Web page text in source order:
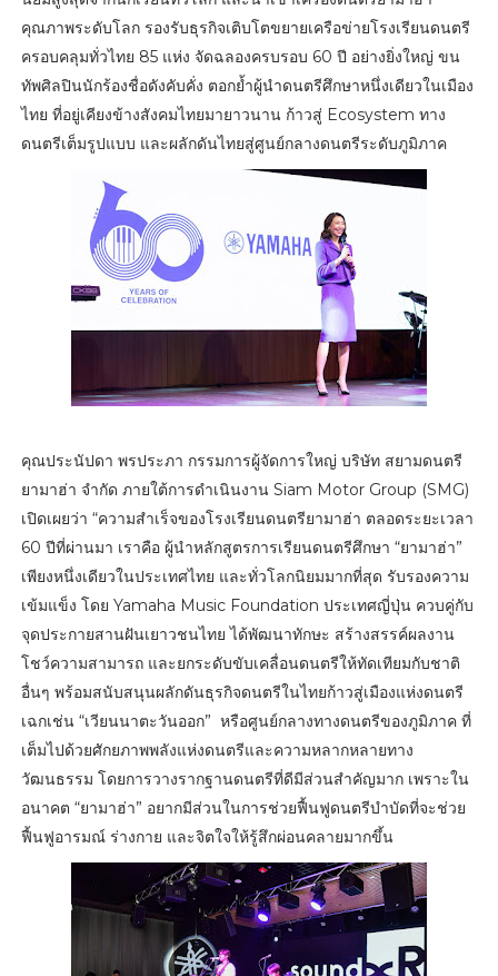
คุณภาพระดับโลก รองรับธุรกิจเติบโตขยายเครือข่ายโรงเรียนดนตรี
ครอบคลุมทั่วไทย 85 แห่ง จัดฉลองครบรอบ 60 ปี อย่างยิ่งใหญ่ ขน
ทัพศิลปินนักร้องชื่อดังคับคั่ง ตอกย้ำผู้นำดนตรีศึกษาหนึ่งเดียวในเมือง
ไทย ที่อยู่เคียงข้างสังคมไทยมายาวนาน ก้าวสู่ Ecosystem ทาง
ดนตรีเต็มรูปแบบ และผลักดันไทยสู่ศูนย์กลางดนตรีระดับภูมิภาค
คุณประนัปดา พรประภา กรรมการผู้จัดการใหญ่ บริษัท สยามดนตรี
ยามาฮ่า จำกัด ภายใต้การดำเนินงาน Siam Motor Group (SMG)
เปิดเผยว่า “ความสำเร็จของโรงเรียนดนตรียามาฮ่า ตลอดระยะเวลา
60 ปีที่ผ่านมา เราคือ ผู้นำหลักสูตรการเรียนดนตรีศึกษา “ยามาฮ่า”
เพียงหนึ่งเดียวในประเทศไทย และทั่วโลกนิยมมากที่สุด รับรองความ
เข้มแข็ง โดย Yamaha Music Foundation ประเทศญี่ปุ่น ควบคู่กับ
จุดประกายสานฝันเยาวชนไทย ได้พัฒนาทักษะ สร้างสรรค์ผลงาน
โชว์ความสามารถ และยกระดับขับเคลื่อนดนตรีให้ทัดเทียมกับชาติ
อื่นๆ พร้อมสนับสนุนผลักดันธุรกิจดนตรีในไทยก้าวสู่เมืองแห่งดนตรี
เฉกเช่น “เวียนนาตะวันออก” หรือศูนย์กลางทางดนตรีของภูมิภาค ที่
เต็มไปด้วยศักยภาพพลังแห่งดนตรีและความหลากหลายทาง
วัฒนธรรม โดยการวางรากฐานดนตรีที่ดีมีส่วนสำคัญมาก เพราะใน
อนาคต “ยามาฮ่า” อยากมีส่วนในการช่วยฟื้นฟูดนตรีบำบัดที่จะช่วย
ฟื้นฟูอารมณ์ ร่างกาย และจิตใจให้รู้สึกผ่อนคลายมากขึ้น